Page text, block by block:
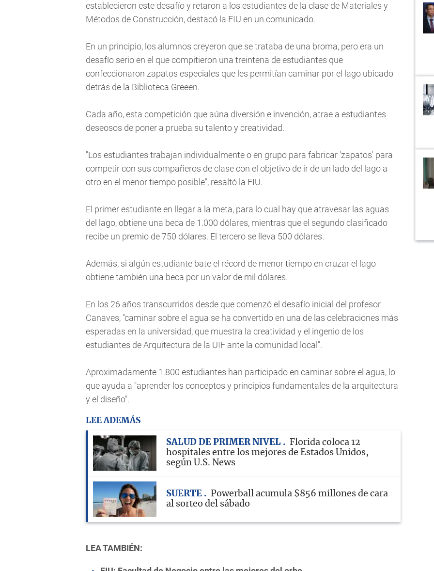
establecieron este desafío y retaron a los estudiantes de la clase de Materiales y
Métodos de Construcción, destacó la FIU en un comunicado.
En un principio, los alumnos creyeron que se trataba de una broma, pero era un
desafío serio en el que compitieron una treintena de estudiantes que
confeccionaron zapatos especiales que les permitían caminar por el lago ubicado
detrás de la Biblioteca Greeen.
Cada año, esta competición que aúna diversión e invención, atrae a estudiantes
deseosos de poner a prueba su talento y creatividad.
"Los estudiantes trabajan individualmente o en grupo para fabricar 'zapatos' para
competir con sus compañeros de clase con el objetivo de ir de un lado del lago a
otro en el menor tiempo posible", resaltó la FIU.
El primer estudiante en llegar a la meta, para lo cual hay que atravesar las aguas
del lago, obtiene una beca de 1.000 dólares, mientras que el segundo clasificado
recibe un premio de 750 dólares. El tercero se lleva 500 dólares.
Además, si algún estudiante bate el récord de menor tiempo en cruzar el lago
obtiene también una beca por un valor de mil dólares.
En los 26 años transcurridos desde que comenzó el desafío inicial del profesor
Canaves, "caminar sobre el agua se ha convertido en una de las celebraciones más
esperadas en la universidad, que muestra la creatividad y el ingenio de los
estudiantes de Arquitectura de la UIF ante la comunidad local".
Aproximadamente 1.800 estudiantes han participado en caminar sobre el agua, lo
que ayuda a "aprender los conceptos y principios fundamentales de la arquitectura
y el diseño".
LEE ADEMÁS
SALUD DE PRIMER NIVEL
Florida coloca 12
hospitales entre los mejores de Estados Unidos,
según U.S. News
SUERTE
Powerball acumula $856 millones de cara
al sorteo del sábado
LEA TAMBIÉN: